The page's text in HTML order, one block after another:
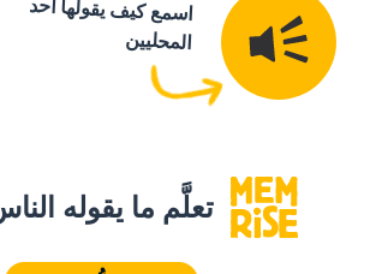
اسمع كيف يقولها أحد
المحليين
تعلَّم ما يقوله